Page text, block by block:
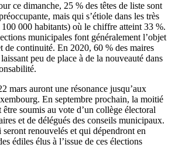
ce dimanche, 25 % des têtes de liste sont
mais qui s’étiole dans les très
000 habitants) où le chiffre atteint 33 %.
municipales font généralement l’objet
de continuité. En 2020, 60 % des maires
peu de place à de la nouveauté dans
mars auront une résonance jusqu’aux
En septembre prochain, la moitié
être soumis au vote d’un collège électoral
et de délégués des conseils municipaux.
renouvelés et qui dépendront en
édiles élus à l’issue de ces élections